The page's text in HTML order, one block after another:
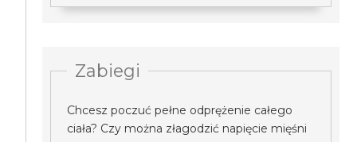
Zabiegi
Chcesz poczuć pełne odprężenie całego
ciała? Czy można złagodzić napięcie mięśni